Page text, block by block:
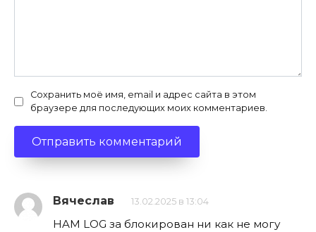
Сохранить моё имя, email и адрес сайта в этом
браузере для последующих моих комментариев.
Вячеслав 13.02.2025 в 13:04
HAM LOG за блокирован ни как не могу